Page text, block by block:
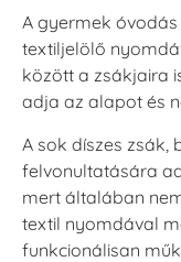
A gyermek
textiljelölő
között a zsákjaira
adja az alapot és
A sok díszes zsák,
felvonultatására
mert általában
textil nyomdával
funkcionálisan